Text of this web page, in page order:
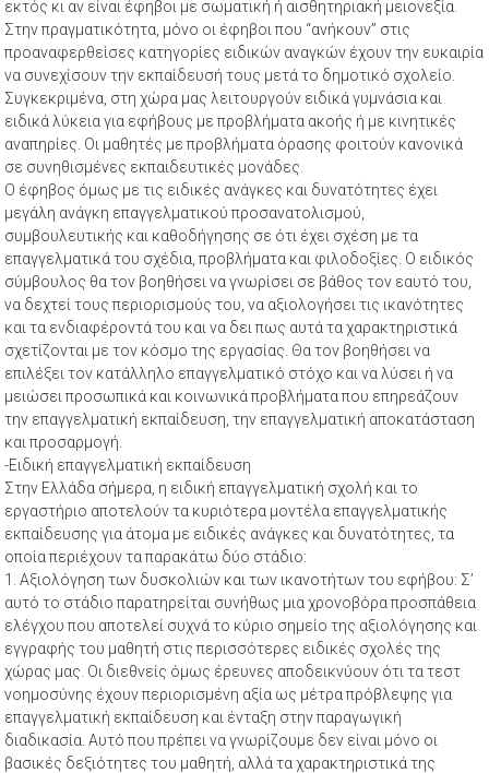
εκτός κι αν είναι έφηβοι με σωματική ή αισθητηριακή μειονεξία.
Στην πραγματικότητα, μόνο οι έφηβοι που “ανήκουν” στις
προαναφερθείσες κατηγορίες ειδικών αναγκών έχουν την ευκαιρία
να συνεχίσουν την εκπαίδευσή τους μετά το δημοτικό σχολείο.
Συγκεκριμένα, στη χώρα μας λειτουργούν ειδικά γυμνάσια και
ειδικά λύκεια για εφήβους με προβλήματα ακοής ή με κινητικές
αναπηρίες. Οι μαθητές με προβλήματα όρασης φοιτούν κανονικά
σε συνηθισμένες εκπαιδευτικές μονάδες.
Ο έφηβος όμως με τις ειδικές ανάγκες και δυνατότητες έχει
μεγάλη ανάγκη επαγγελματικού προσανατολισμού,
συμβουλευτικής και καθοδήγησης σε ότι έχει σχέση με τα
επαγγελματικά του σχέδια, προβλήματα και φιλοδοξίες. Ο ειδικός
σύμβουλος θα τον βοηθήσει να γνωρίσει σε βάθος τον εαυτό του,
να δεχτεί τους περιορισμούς του, να αξιολογήσει τις ικανότητες
και τα ενδιαφέροντά του και να δει πως αυτά τα χαρακτηριστικά
σχετίζονται με τον κόσμο της εργασίας. Θα τον βοηθήσει να
επιλέξει τον κατάλληλο επαγγελματικό στόχο και να λύσει ή να
μειώσει προσωπικά και κοινωνικά προβλήματα που επηρεάζουν
την επαγγελματική εκπαίδευση, την επαγγελματική αποκατάσταση
και προσαρμογή.
-Ειδική επαγγελματική εκπαίδευση
Στην Ελλάδα σήμερα, η ειδική επαγγελματική σχολή και το
εργαστήριο αποτελούν τα κυριότερα μοντέλα επαγγελματικής
εκπαίδευσης για άτομα με ειδικές ανάγκες και δυνατότητες, τα
οποία περιέχουν τα παρακάτω δύο στάδιο:
1. Αξιολόγηση των δυσκολιών και των ικανοτήτων του εφήβου: Σ’
αυτό το στάδιο παρατηρείται συνήθως μια χρονοβόρα προσπάθεια
ελέγχου που αποτελεί συχνά το κύριο σημείο της αξιολόγησης και
εγγραφής του μαθητή στις περισσότερες ειδικές σχολές της
χώρας μας. Οι διεθνείς όμως έρευνες αποδεικνύουν ότι τα τεστ
νοημοσύνης έχουν περιορισμένη αξία ως μέτρα πρόβλεψης για
επαγγελματική εκπαίδευση και ένταξη στην παραγωγική
διαδικασία. Αυτό που πρέπει να γνωρίζουμε δεν είναι μόνο οι
βασικές δεξιότητες του μαθητή, αλλά τα χαρακτηριστικά της